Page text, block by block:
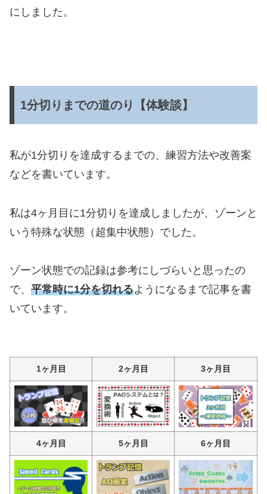
にしました。
1分切りまでの道のり【体験談】
私が1分切りを達成するまでの、練習方法や改善案
などを書いています。
私は4ヶ月目に1分切りを達成しましたが、ゾーンと
いう特殊な状態（超集中状態）でした。
ゾーン状態での記録は参考にしづらいと思ったの
で、 平常時に1分を切れるようになるまで記事を書
いています。
1ヶ月目 2ヶ月目 3ヶ月目
4ヶ月目 5ヶ月目 6ヶ月目